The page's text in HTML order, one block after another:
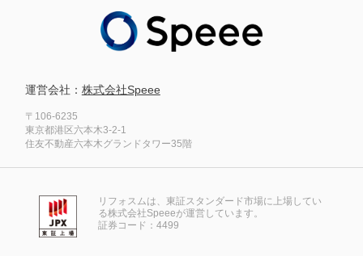
運営会社： 株式会社Speee
〒106-6235
東京都港区六本木3-2-1
住友不動産六本木グランドタワー35階
リフォスムは、東証スタンダード市場に上場してい
る株式会社Speeeが運営しています。
証券コード：4499